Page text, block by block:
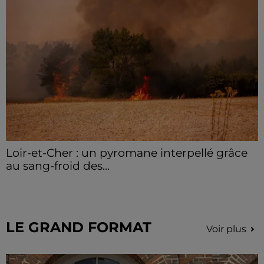
Loir-et-Cher : un pyromane interpellé grâce
au sang-froid des...
Grâce...
LE GRAND FORMAT Voir plus